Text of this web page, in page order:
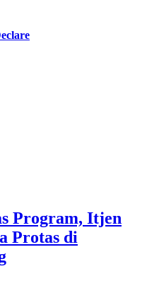
Program, Itjen
Protas di